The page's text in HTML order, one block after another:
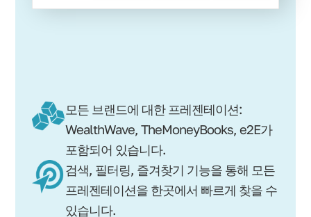
모든 브랜드에 대한 프레젠테이션:
WealthWave, TheMoneyBooks, e2E가
포함되어 있습니다.
검색, 필터링, 즐겨찾기 기능을 통해 모든
프레젠테이션을 한곳에서 빠르게 찾을 수
있습니다.